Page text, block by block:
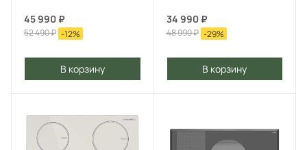
45 990 ₽
52 490₽ -12%
В корзину
34 990₽
48 990₽ -29%
В корзину